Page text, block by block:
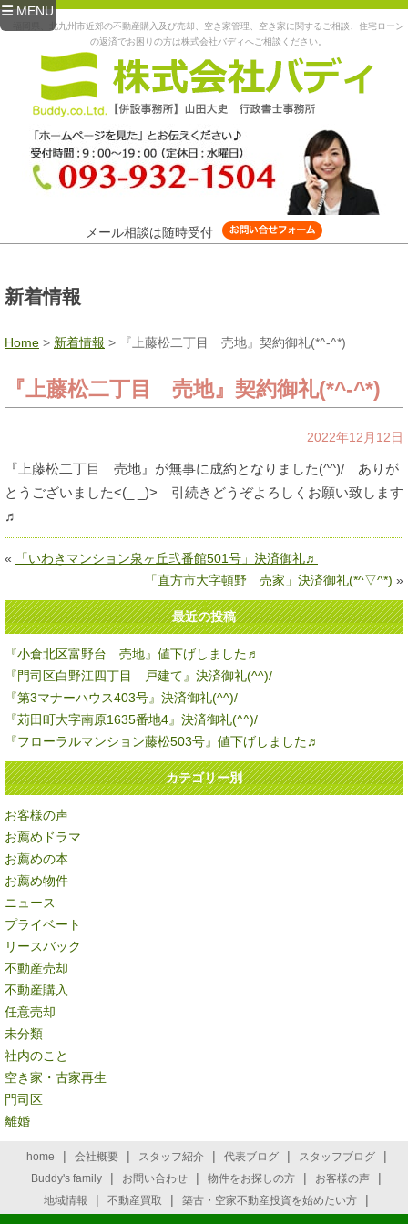
MENU
福岡県、北九州市近郊の不動産購入及び売却、空き家管理、空き家に関するご相談、住宅ローン
の返済でお困りの方は株式会社バディへご相談ください。
メール相談は随時受付
新着情報
Home > 新着情報 > 『上藤松二丁目 売地』契約御礼(*^-^*)
『上藤松二丁目 売地』契約御礼(*^-^*)
2022年12月12日
『上藤松二丁目 売地』が無事に成約となりました(^^)/ ありが
とうございました<(_ _)> 引続きどうぞよろしくお願い致します
♬
«
「いわきマンション泉ヶ丘弐番館501号」決済御礼♬
「直方市大字頓野 売家」決済御礼(*^▽^*) »
最近の投稿
『小倉北区富野台 売地』値下げしました♬
『門司区白野江四丁目 戸建て』決済御礼(^^)/
『第3マナーハウス403号』決済御礼(^^)/
『苅田町大字南原1635番地4』決済御礼(^^)/
『フローラルマンション藤松503号』値下げしました♬
カテゴリー別
お客様の声
お薦めドラマ
お薦めの本
お薦め物件
ニュース
プライベート
リースバック
不動産売却
不動産購入
任意売却
未分類
社内のこと
空き家・古家再生
門司区
離婚
home | 会社概要 | スタッフ紹介 | 代表ブログ | スタッフブログ |
Buddy's family | お問い合わせ | 物件をお探しの方 | お客様の声 |
地域情報 | 不動産買取 | 築古・空家不動産投資を始めたい方 |